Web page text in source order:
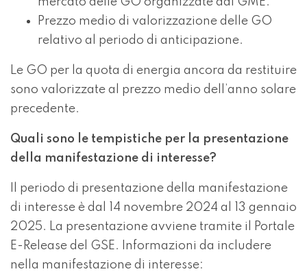
Prezzo medio di valorizzazione delle GO
relativo al periodo di anticipazione.
Le GO per la quota di energia ancora da restituire
sono valorizzate al prezzo medio dell’anno solare
precedente.
Quali sono le tempistiche per la presentazione
della manifestazione di interesse?
Il periodo di presentazione della manifestazione
di interesse è dal 14 novembre 2024 al 13 gennaio
2025. La presentazione avviene tramite il Portale
E-Release del GSE. Informazioni da includere
nella manifestazione di interesse: